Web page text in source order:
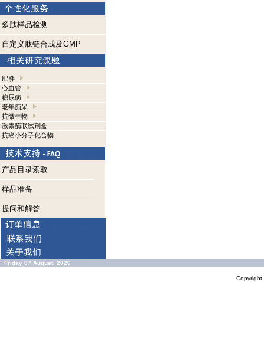
多肽样品检测
自定义肽链合成及GMP
肥胖
心血管
糖尿病
老年痴呆
抗微生物
激素酶联试剂盒
抗癌小分子化合物
产品目录索取
样品准备
提问和解答
Friday 07 August, 2026